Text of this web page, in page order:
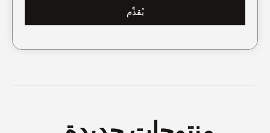
يُقدِّم